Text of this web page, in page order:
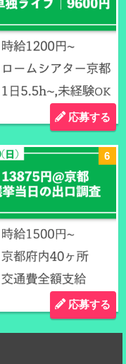
応募する
応募する